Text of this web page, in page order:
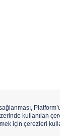
Hazır Giyim